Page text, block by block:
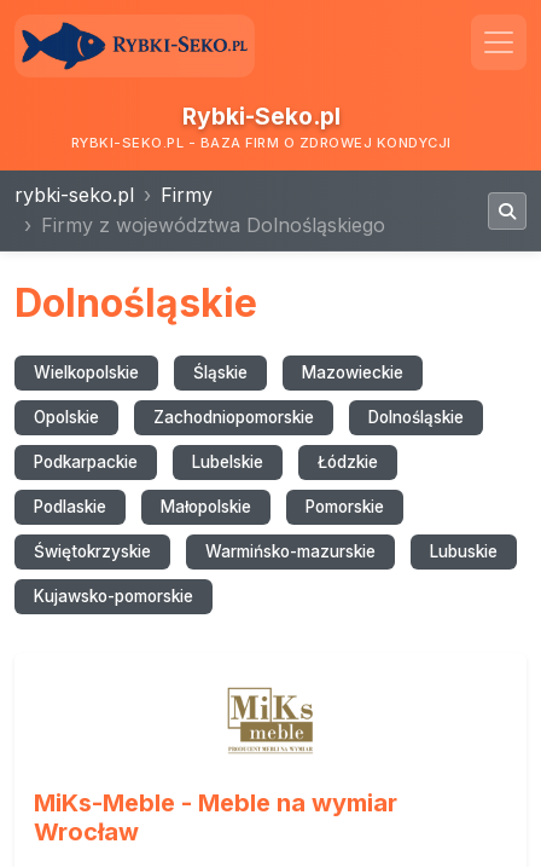
Rybki-Seko.pl
RYBKI-SEKO.PL - BAZA FIRM O ZDROWEJ KONDYCJI
rybki-seko.pl
Firmy
Firmy z województwa Dolnośląskiego
Dolnośląskie
Wielkopolskie Śląskie Mazowieckie
Opolskie Zachodniopomorskie Dolnośląskie
Podkarpackie Lubelskie Łódzkie
Podlaskie Małopolskie Pomorskie
Świętokrzyskie Warmińsko-mazurskie Lubuskie
Kujawsko-pomorskie
MiKs-Meble - Meble na wymiar
Wrocław